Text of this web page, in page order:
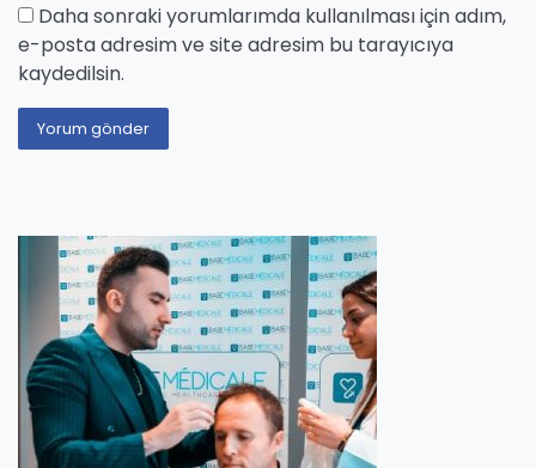
Daha sonraki yorumlarımda kullanılması için adım,
e-posta adresim ve site adresim bu tarayıcıya
kaydedilsin.